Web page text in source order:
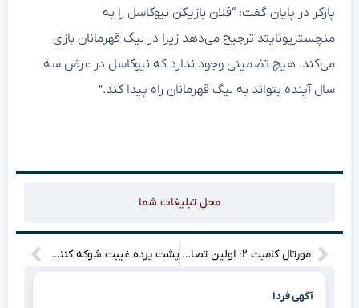
پارکر در پایان گفت: “فلان بازیکن نیوکاسل را به
منچستریونایتد ترجیح می‌دهد زیرا در لیگ قهرمانان بازی
می‌کند. هیچ تضمینی وجود ندارد که نیوکاسل در عرض سه
سال آینده بتواند به لیگ قهرمانان راه پیدا کند.”
محل تبلیغات شما
مورتال کامبت ۲: اولین تصاویر فاش شد! ببینید چه خبره پشت پرده غیبت شوکه کننده دی‌جی محبوب GTA: لاسلو این بار در لس سانتوس نیست؟
آگهی فردا